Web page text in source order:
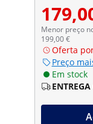
Menor preço
199,00 €
Oferta
Preço
Em stock